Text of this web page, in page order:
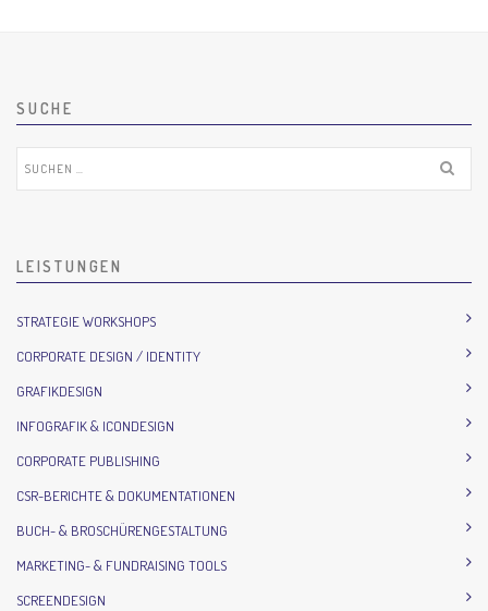
SUCHE
Suchen
LEISTUNGEN
STRATEGIE WORKSHOPS
CORPORATE DESIGN / IDENTITY
GRAFIKDESIGN
INFOGRAFIK & ICONDESIGN
CORPORATE PUBLISHING
CSR-BERICHTE & DOKUMENTATIONEN
BUCH- & BROSCHÜRENGESTALTUNG
MARKETING- & FUNDRAISING TOOLS
SCREENDESIGN